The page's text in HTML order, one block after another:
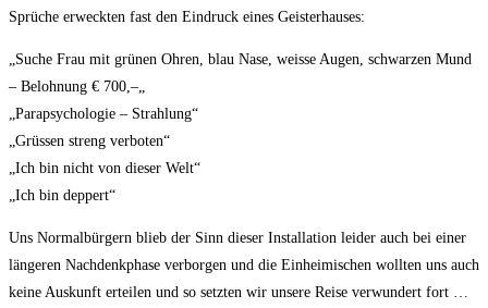
Sprüche erweckten fast den Eindruck eines Geisterhauses:
„Suche Frau mit grünen Ohren, blau Nase, weisse Augen, schwarzen Mund
– Belohnung € 700,–„
„Parapsychologie – Strahlung“
„Grüssen streng verboten“
„Ich bin nicht von dieser Welt“
„Ich bin deppert“
Uns Normalbürgern blieb der Sinn dieser Installation leider auch bei einer
längeren Nachdenkphase verborgen und die Einheimischen wollten uns auch
keine Auskunft erteilen und so setzten wir unsere Reise verwundert fort …